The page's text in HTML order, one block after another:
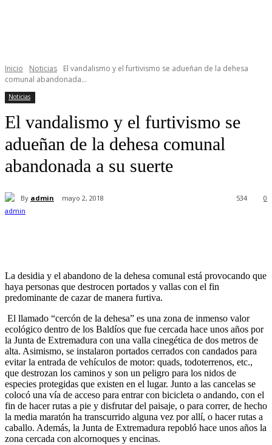
Inicio Noticias
El vandalismo y el furtivismo se adueñan de la dehesa
comunal abandonada...
Noticias
El vandalismo y el furtivismo se
adueñan de la dehesa comunal
abandonada a su suerte
By admin mayo 2, 2018 0
534
La desidia y el abandono de la dehesa comunal está provocando que
haya personas que destrocen portados y vallas con el fin
predominante de cazar de manera furtiva.
El llamado “cercón de la dehesa” es una zona de inmenso valor
ecológico dentro de los Baldíos que fue cercada hace unos años por
la Junta de Extremadura con una valla cinegética de dos metros de
alta. Asimismo, se instalaron portados cerrados con candados para
evitar la entrada de vehículos de motor: quads, todoterrenos, etc.,
que destrozan los caminos y son un peligro para los nidos de
especies protegidas que existen en el lugar. Junto a las cancelas se
colocó una vía de acceso para entrar con bicicleta o andando, con el
fin de hacer rutas a pie y disfrutar del paisaje, o para correr, de hecho
la media maratón ha transcurrido alguna vez por allí, o hacer rutas a
caballo. Además, la Junta de Extremadura repobló hace unos años la
zona cercada con alcornoques y encinas.